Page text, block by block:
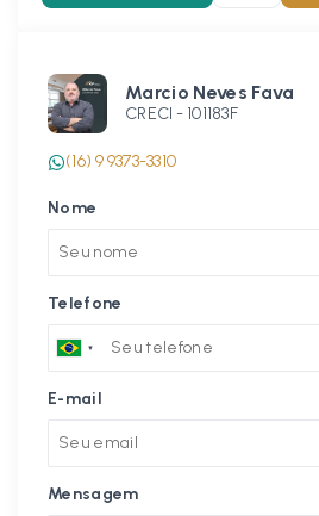
Marcio Neves Fava
CRECI - 101183F
(16) 9 9373-3310
Nome
Telefone
E-mail
Mensagem